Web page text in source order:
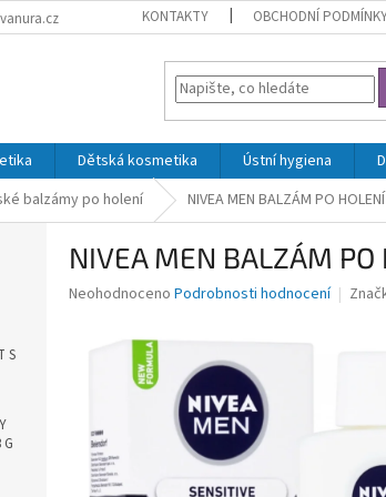
KONTAKTY OBCHODNÍ
Dětská kosmetika Ústní hygiena
balzámy po holení NIVEA MEN BALZÁM PO
S
NIVEA MEN BALZÁM
Průměrné
hvězdiček.
Neohodnoceno Podrobnosti hodnocení